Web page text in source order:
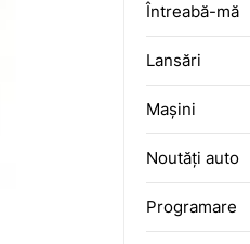
Întreabă-mă
Lansări
Mașini
Noutăți auto
Programare